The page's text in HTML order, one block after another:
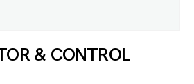
& CONTROL